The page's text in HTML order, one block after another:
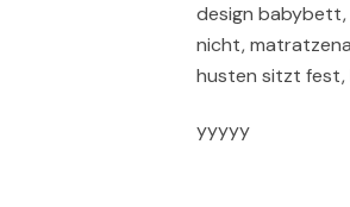
design babybett,
nicht,
husten sitzt
yyyyy